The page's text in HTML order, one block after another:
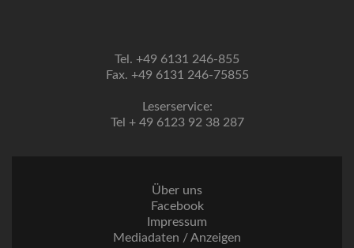
Tel. +49 6131 246-855
Fax. +49 6131 246-75855
Leserservice:
Tel + 49 6123 92 38 287
Über uns
Facebook
Impressum
Mediadaten / Anzeigen